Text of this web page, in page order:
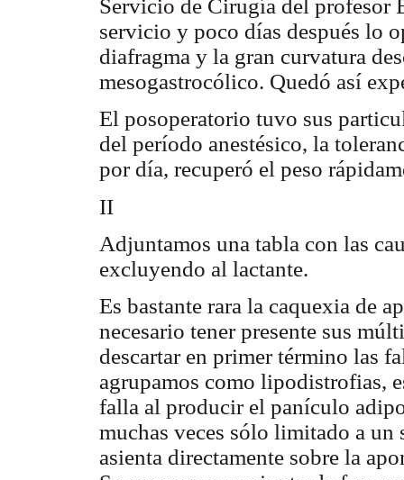
Servicio de Cirugía del profesor
servicio y poco días después lo
diafragma y la gran curvatura
mesogastrocólico. Quedó así
El posoperatorio tuvo sus
del período anestésico, la
por día, recuperó el peso
II
Adjuntamos una tabla con las
excluyendo al lactante.
Es bastante rara la caquexia de
necesario tener presente sus
descartar en primer término las
agrupamos como lipodistrofias,
falla al producir el panículo
muchas veces sólo limitado a
asienta directamente sobre la